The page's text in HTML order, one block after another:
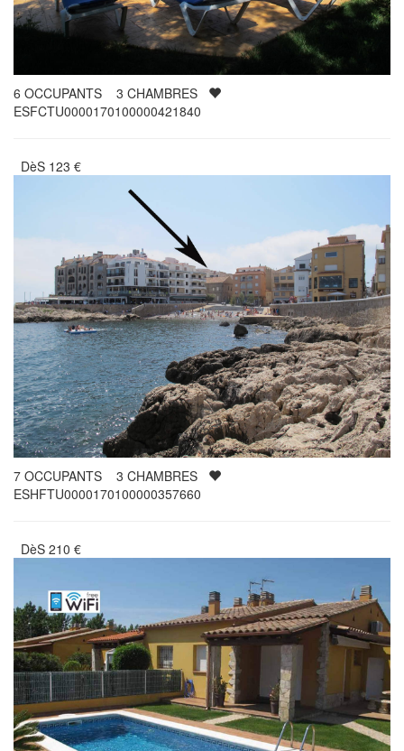
6 OCCUPANTS 3 CHAMBRES
ESFCTU0000170100000421840
DèS 123 €
7 OCCUPANTS 3 CHAMBRES
ESHFTU0000170100000357660
DèS 210 €